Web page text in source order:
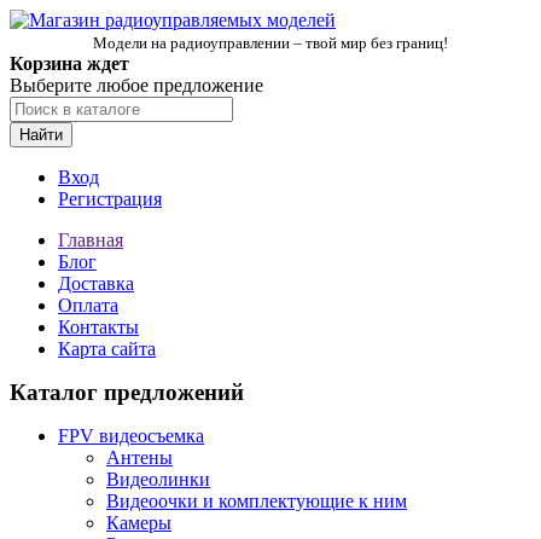
Модели на радиоуправлении – твой мир без границ!
Корзина ждет
Выберите любое предложение
Найти
Вход
Регистрация
Главная
Блог
Доставка
Оплата
Контакты
Карта сайта
Каталог предложений
FPV видеосъемка
Антены
Видеолинки
Видеоочки и комплектующие к ним
Камеры